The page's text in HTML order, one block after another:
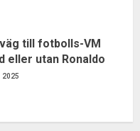
till fotbolls-VM
eller utan Ronaldo
2025